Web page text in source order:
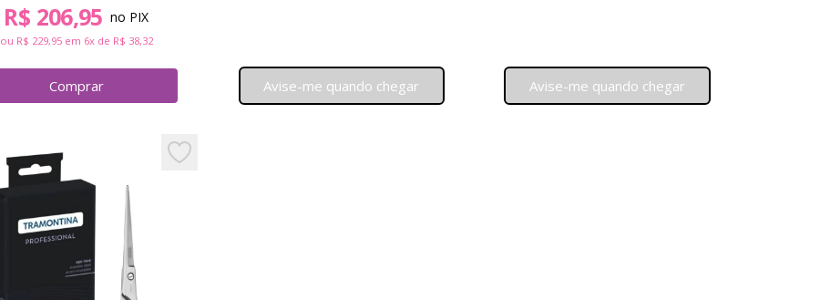
R$ 206,95 no PIX
ou R$ 229,95em 6x de R$ 38,32
ComprarTesoura para Cabelo Tramontina em Aço Inox 6" com Fio Desbaste
Avise-me quando chegar Avise-me quando chegar
Add to favorites